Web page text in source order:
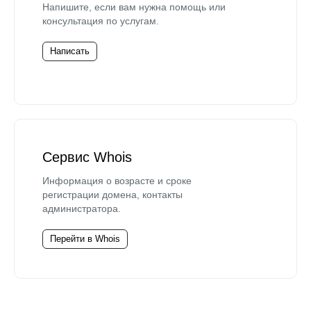
Напишите, если вам нужна помощь или
консультация по услугам.
Написать
Сервис Whois
Информация о возрасте и сроке
регистрации домена, контакты
администратора.
Перейти в Whois